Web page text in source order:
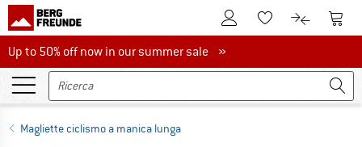
Al conto clienteAlla lista
Al Al
Up to 50% off now in our summer sale
Up to 50% off now in our summer sale »
Magliette ciclismo a manica lunga